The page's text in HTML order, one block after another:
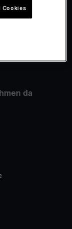
da
Cookies